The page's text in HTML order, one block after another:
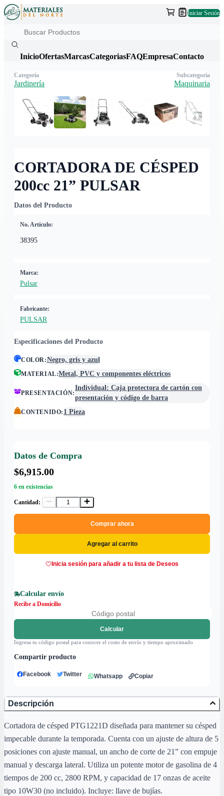
Iniciar Sesión
InicioOfertasMarcasCategoriasFAQEmpresaContacto
CORTADORA DE CÉSPED
200cc 21” PULSAR
Datos del Producto
No. Artículo:
38395
Marca:
Pulsar
Fabricante:
PULSAR
Especificaciones del Producto
COLOR:Negro, gris y azul
MATERIAL:Metal, PVC y componentes eléctricos
PRESENTACIÓN:
Individual: Caja protectora de cartón con
presentación y código de barra
CONTENIDO: 1 Pieza
Datos de Compra
$6,915.00
6 en existencias
Cantidad:
Comprar ahora
Agregar al carrito
Inicia sesión para añadir a tu lista de Deseos
Calcular envío
Recibe a Domicilio
Calcular
Ingresa tu código postal para conocer el costo de envío y tiempo aproximado
Compartir producto
Facebook Twitter Whatsapp Copiar
Categoría
Jardinería
Subcategoría
Maquinaria
Descripción
Cortadora de césped PTG1221D diseñada para mantener su césped
impecable durante la temporada. Cuenta con un ajuste de altura de 5
posiciones con ajuste manual, un ancho de corte de 21” con empuje
manual y descarga lateral. Utiliza un potente motor de gasolina de 4
tiempos de 200 cc, 2800 RPM, y capacidad de 17 onzas de aceite
tipo 10W30 (no incluido). Incluye: llave de bujías.